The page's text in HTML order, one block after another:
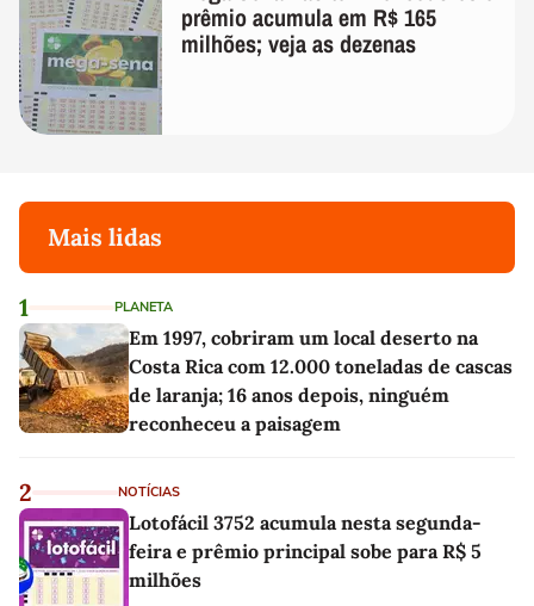
prêmio acumula em R$ 165
milhões; veja as dezenas
Mais lidas
1 PLANETA
Em 1997, cobriram um local deserto na
Costa Rica com 12.000 toneladas de cascas
de laranja; 16 anos depois, ninguém
reconheceu a paisagem
2 NOTÍCIAS
Lotofácil 3752 acumula nesta segunda-
feira e prêmio principal sobe para R$ 5
milhões